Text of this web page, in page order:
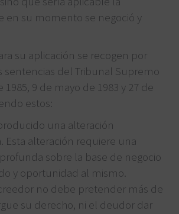
en su momento se negoció y
su aplicación se recogen por
del Tribunal Supremo
9 de mayo de 1983 y 27 de
estos:
una alteración
Esta alteración requiere una
sobre la base de negocio
y oportunidad al mismo.
no debe pretender más de
su derecho, ni el deudor dar